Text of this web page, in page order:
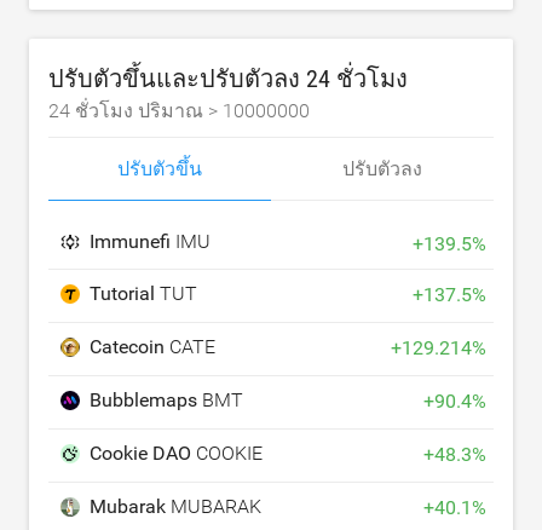
ปรับตัวขึ้นและปรับตัวลง 24 ชั่วโมง
24 ชั่วโมง ปริมาณ > 10000000
ปรับตัวขึ้น ปรับตัวลง
Immunefi IMU +139.5%
Tutorial TUT +137.5%
Catecoin CATE +129.214%
Bubblemaps BMT +90.4%
Cookie DAO COOKIE +48.3%
Mubarak MUBARAK +40.1%